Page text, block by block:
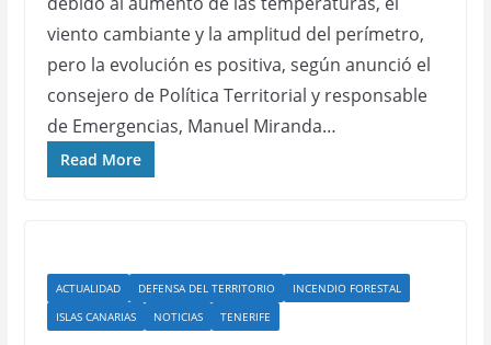
viento cambiante y la amplitud del perímetro,
pero la evolución es positiva, según anunció el
consejero de Política Territorial y responsable
de Emergencias, Manuel Miranda…
Read More
ACTUALIDAD DEFENSA DEL TERRITORIO
INCENDIO FORESTAL
ISLAS CANARIAS
NOTICIAS TENERIFE